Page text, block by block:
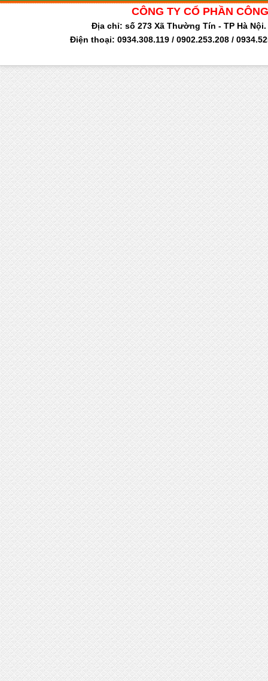
CÔNG TY CỔ PHẦN
Địa chỉ: số 273 Xã Thường Tín - TP Hà
Điện thoại: 0934.308.119 / 0902.253.208 /